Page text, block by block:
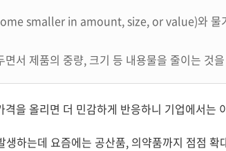
smaller in amount, size, or value)와 물
서 제품의 중량, 크기 등 내용물을 줄이는 것
을 올리면 더 민감하게 반응하니 기업에서는
하는데 요즘에는 공산품, 의약품까지 점점 확